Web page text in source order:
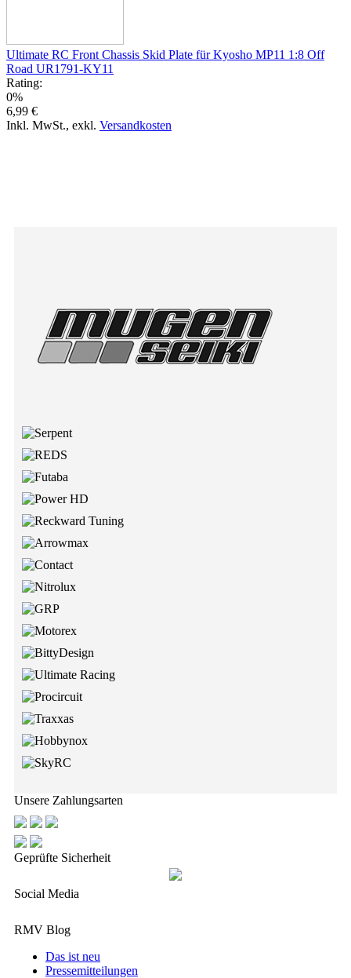
Ultimate RC Front Chassis Skid Plate für Kyosho MP11 1:8 Off
Road UR1791-KY11
Rating:
0%
6,99 €
Inkl. MwSt., exkl. Versandkosten
Unsere Zahlungsarten
Geprüfte Sicherheit
Social Media
RMV Blog
Das ist neu
Pressemitteilungen